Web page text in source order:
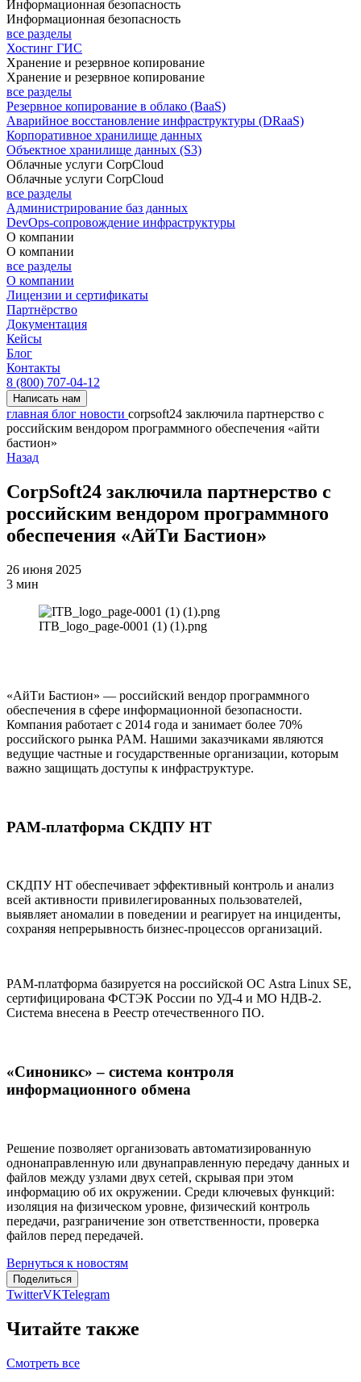
Информационная безопасность
Информационная безопасность
все разделы
Хостинг ГИС
Хранение и резервное копирование
Хранение и резервное копирование
все разделы
Резервное копирование в облако (BaaS)
Аварийное восстановление инфраструктуры (DRaaS)
Корпоративное хранилище данных
Объектное хранилище данных (S3)
Облачные услуги CorpCloud
Облачные услуги CorpCloud
все разделы
Администрирование баз данных
DevOps-сопровождение инфраструктуры
О компании
О компании
все разделы
О компании
Лицензии и сертификаты
Партнёрство
Документация
Кейсы
Блог
Контакты
8 (800) 707-04-12
Написать нам
главная блог новости corpsoft24 заключила партнерство с
российским вендором программного обеспечения «айти
бастион»
Назад
CorpSoft24 заключила партнерство с
российским вендором программного
обеспечения «АйТи Бастион»
26 июня 2025
3 мин
ITB_logo_page-0001 (1) (1).png
«АйТи Бастион» — российский вендор программного
обеспечения в сфере информационной безопасности.
Компания работает с 2014 года и занимает более 70%
российского рынка PAM. Нашими заказчиками являются
ведущие частные и государственные организации, которым
важно защищать доступы к инфраструктуре.
PAM-платформа СКДПУ НТ
СКДПУ НТ обеспечивает эффективный контроль и анализ
всей активности привилегированных пользователей,
выявляет аномалии в поведении и реагирует на инциденты,
сохраняя непрерывность бизнес-процессов организаций.
PAM-платформа базируется на российской ОС Astra Linux SE,
сертифицирована ФСТЭК России по УД-4 и МО НДВ-2.
Система внесена в Реестр отечественного ПО.
«Синоникс» – система контроля
информационного обмена
Решение позволяет организовать автоматизированную
однонаправленную или двунаправленную передачу данных и
файлов между узлами двух сетей, скрывая при этом
информацию об их окружении. Среди ключевых функций:
изоляция на физическом уровне, физический контроль
передачи, разграничение зон ответственности, проверка
файлов перед передачей.
Вернуться к новостям
Поделиться
TwitterVKTelegram
Читайте также
Смотреть все